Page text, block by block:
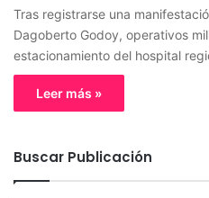
Tras registrarse una
Dagoberto Godoy, operativos
estacionamiento del hospital
Leer más »
Buscar Publicación